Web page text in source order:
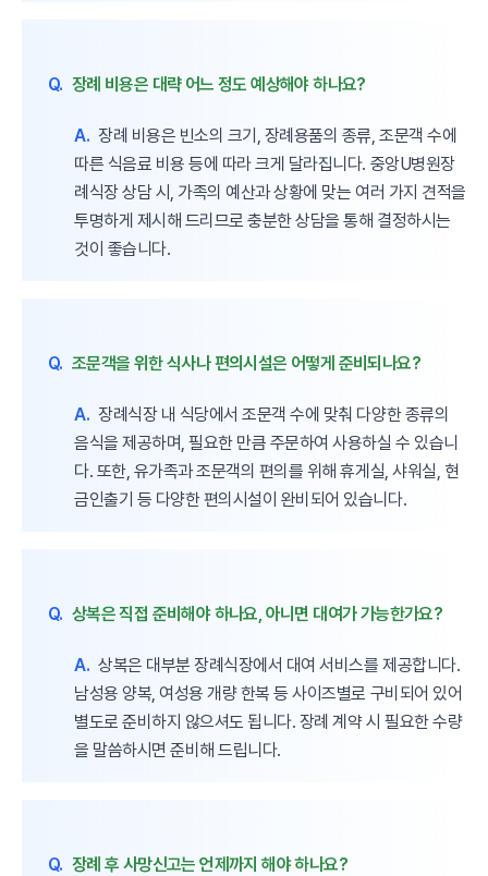
Q. 장례 비용은 대략 어느 정도 예상해야 하나요?
A. 장례 비용은 빈소의 크기, 장례용품의 종류, 조문객 수에
따른 식음료 비용 등에 따라 크게 달라집니다. 중앙U병원장
례식장 상담 시, 가족의 예산과 상황에 맞는 여러 가지 견적을
투명하게 제시해 드리므로 충분한 상담을 통해 결정하시는
것이 좋습니다.
Q. 조문객을 위한 식사나 편의시설은 어떻게 준비되나요?
A. 장례식장 내 식당에서 조문객 수에 맞춰 다양한 종류의
음식을 제공하며, 필요한 만큼 주문하여 사용하실 수 있습니
다. 또한, 유가족과 조문객의 편의를 위해 휴게실, 샤워실, 현
금인출기 등 다양한 편의시설이 완비되어 있습니다.
Q. 상복은 직접 준비해야 하나요, 아니면 대여가 가능한가요?
A. 상복은 대부분 장례식장에서 대여 서비스를 제공합니다.
남성용 양복, 여성용 개량 한복 등 사이즈별로 구비되어 있어
별도로 준비하지 않으셔도 됩니다. 장례 계약 시 필요한 수량
을 말씀하시면 준비해 드립니다.
Q. 장례 후 사망신고는 언제까지 해야 하나요?